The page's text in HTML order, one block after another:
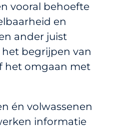
vooral behoefte
en
ander juist
begrijpen van
het omgaan met
én volwassenen
informatie